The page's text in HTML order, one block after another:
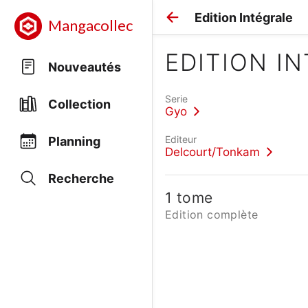
Mangacollec
Nouveautés
Collection
Planning
Recherche
Edition Intégrale
EDITION
Serie
Gyo
Editeur
Delcourt/Tonkam
1 tome
Edition complète